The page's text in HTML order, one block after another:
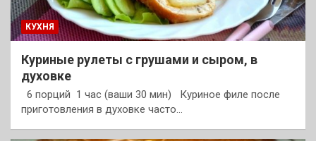
КУХНЯ
Куриные рулеты с грушами и сыром, в
духовке
6 порций 1 час (ваши 30 мин) Куриное филе после
приготовления в духовке часто…